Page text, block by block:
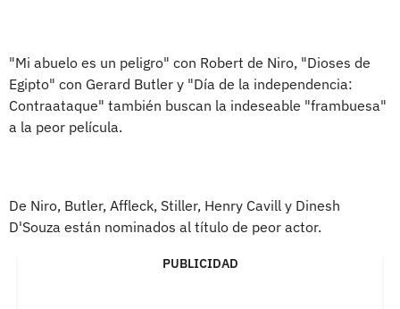
"Mi abuelo es un peligro" con Robert de Niro, "Dioses de
Egipto" con Gerard Butler y "Día de la independencia:
Contraataque" también buscan la indeseable "frambuesa"
a la peor película.
De Niro, Butler, Affleck, Stiller, Henry Cavill y Dinesh
D'Souza están nominados al título de peor actor.
PUBLICIDAD